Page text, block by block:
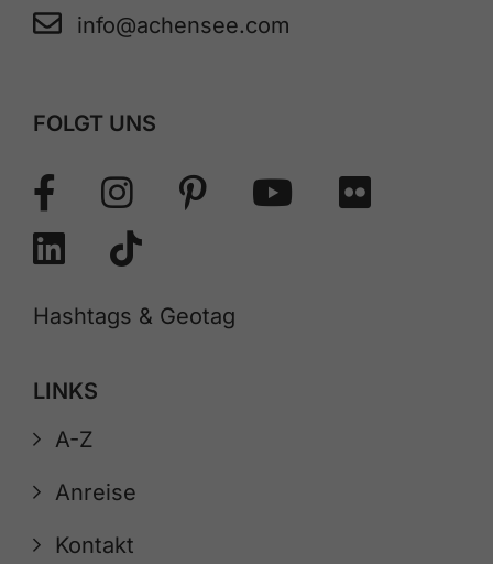
info@achensee.com
FOLGT UNS
Hashtags & Geotag
LINKS
A-Z
Anreise
Kontakt